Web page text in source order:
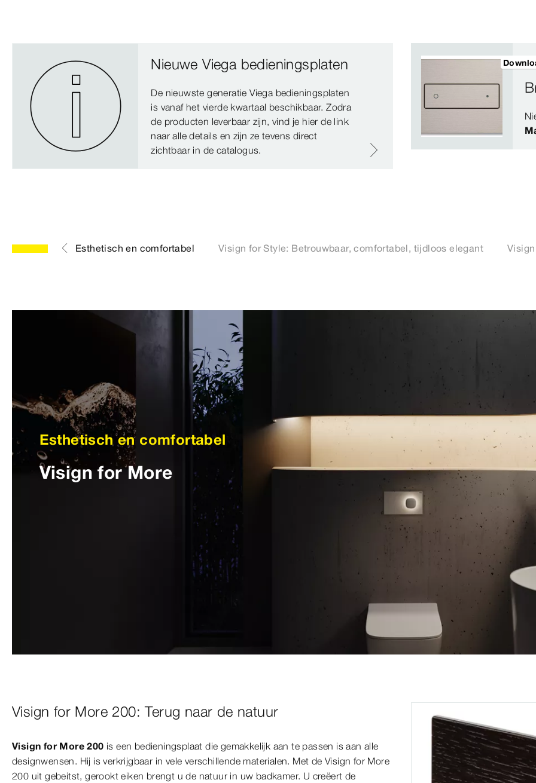
Nieuwe Viega bedieningsplaten
De nieuwste generatie Viega bedieningsplaten
is vanaf het vierde kwartaal beschikbaar. Zodra
de producten leverbaar zijn, vind je hier de link
naar alle details en zijn ze tevens direct
zichtbaar in de catalogus.
Esthetisch en comfortabel Visign for Style: Betrouwbaar, comfortabel, tijdloos elegant
Esthetisch en comfortabel
Visign for More
Visign for More 200: Terug naar de natuur
Visign for More 200 is een bedieningsplaat die gemakkelijk aan te passen is aan alle
designwensen. Hij is verkrijgbaar in vele verschillende materialen. Met de Visign for More
200 uit gebeitst, gerookt eiken brengt u de natuur in uw badkamer. U creëert de